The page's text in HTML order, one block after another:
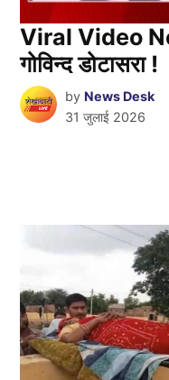
Viral Video
गोविन्द डोटासरा !
by News Desk
31 जुलाई 2026